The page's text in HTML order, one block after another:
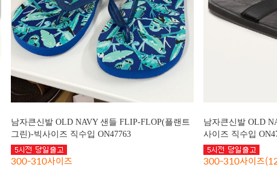
남자큰신발 OLD NAVY 샌들 FLIP-FLOP(플랜트
그린)-빅사이즈 직수입 ON47763
300-310사이즈
남자큰신발 OLD
사이즈 직수입
300-310사이즈